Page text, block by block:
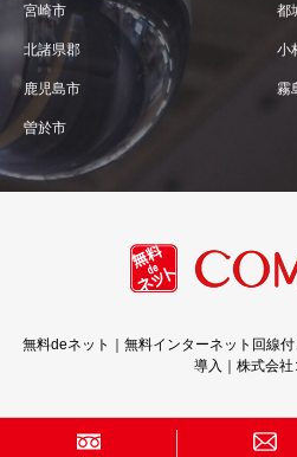
宮崎市 都
北諸県郡 小
鹿児島市 霧
曽於市
無料deネット｜無料インターネット回線
導入｜株式会社